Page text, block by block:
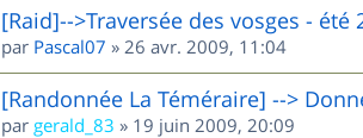
[Raid]-->Traversée des vosges - été
par Pascal07 » 26 avr. 2009, 11:04
[Randonnée La Téméraire] -->
par gerald_83 » 19 juin 2009, 20:09